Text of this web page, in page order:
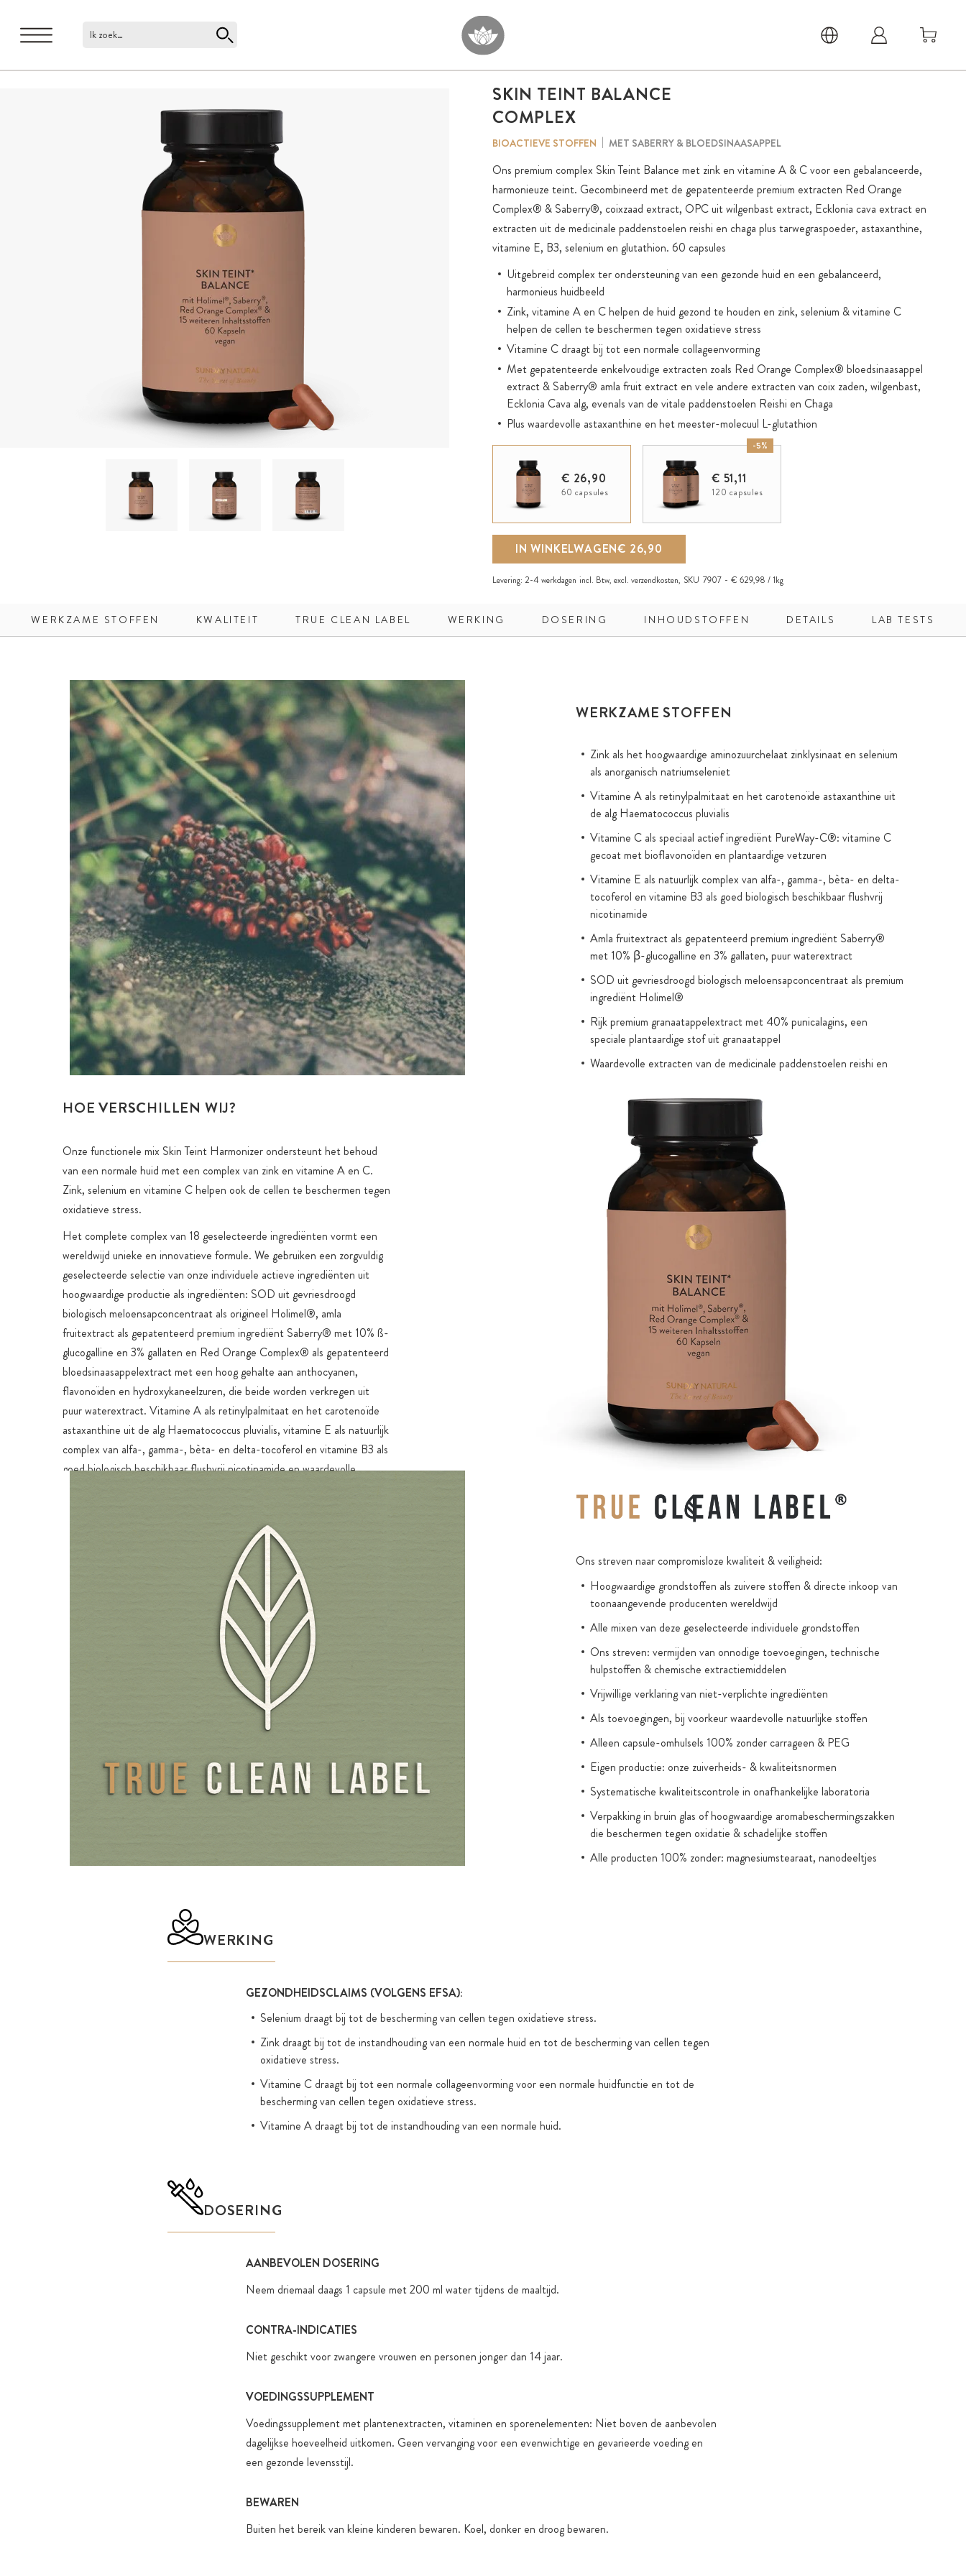
Ik zoek…
SKIN TEINT BALANCE
COMPLEX
BIOACTIEVE STOFFEN MET SABERRY & BLOEDSINAASAPPEL
Ons premium complex Skin Teint Balance met zink en vitamine A & C voor een gebalanceerde,
harmonieuze teint. Gecombineerd met de gepatenteerde premium extracten Red Orange
Complex® & Saberry®, coixzaad extract, OPC uit wilgenbast extract, Ecklonia cava extract en
extracten uit de medicinale paddenstoelen reishi en chaga plus tarwegraspoeder, astaxanthine,
vitamine E, B3, selenium en glutathion. 60 capsules
Uitgebreid complex ter ondersteuning van een gezonde huid en een gebalanceerd,
harmonieus huidbeeld
Zink, vitamine A en C helpen de huid gezond te houden en zink, selenium & vitamine C
helpen de cellen te beschermen tegen oxidatieve stress
Vitamine C draagt bij tot een normale collageenvorming
Met gepatenteerde enkelvoudige extracten zoals Red Orange Complex® bloedsinaasappel
extract & Saberry® amla fruit extract en vele andere extracten van coix zaden, wilgenbast,
Ecklonia Cava alg, evenals van de vitale paddenstoelen Reishi en Chaga
Plus waardevolle astaxanthine en het meester-molecuul L-glutathion
In zeer zuivere HPMC-capsules zonder carrageen en PEG voor eenvoudige dosering
Aanbevolen dosering: Neem driemaal daags 1 capsule met 200 ml water
€ 26,90
60 capsules
-5%
€ 51,11
120 capsules
IN WINKELWAGEN€ 26,90
Levering: 2-4 werkdagen incl. Btw, excl. verzendkosten, SKU 7907 € 629,98 / 1kg
WERKZAME STOFFEN KWALITEIT TRUE CLEAN LABEL WERKING DOSERING INHOUDSTOFFEN DETAILS LAB TESTS
WERKZAME STOFFEN
Zink als het hoogwaardige aminozuurchelaat zinklysinaat en selenium
als anorganisch natriumseleniet
Vitamine A als retinylpalmitaat en het carotenoïde astaxanthine uit
de alg Haematococcus pluvialis
Vitamine C als speciaal actief ingrediënt PureWay-C®: vitamine C
gecoat met bioflavonoïden en plantaardige vetzuren
Vitamine E als natuurlijk complex van alfa-, gamma-, bèta- en delta-
tocoferol en vitamine B3 als goed biologisch beschikbaar flushvrij
nicotinamide
Amla fruitextract als gepatenteerd premium ingrediënt Saberry®
met 10% β-glucogalline en 3% gallaten, puur waterextract
SOD uit gevriesdroogd biologisch meloensapconcentraat als premium
ingrediënt Holimel®
Rijk premium granaatappelextract met 40% punicalagins, een
speciale plantaardige stof uit granaatappel
Waardevolle extracten van de medicinale paddenstoelen reishi en
met alleen water en eetbare alcohol
Waardevol extract van de alg Ecklonia cava, OPC uit
wilgenbastextract en coixzaadextract
Bloed sinaasappelextract als gepatenteerd premium ingrediënt Red
Orange Complex® extract met een hoog gehalte aan anthocyanen,
flavonoïden en hydroxykaneelzuren, puur waterextract
Premium biologisch tarwegrassap poeder (Triticum aestivum) uit
biologische teelt in een afgelegen natuurgebied (Utah, VS) met een
Gereduceerd L-glutathion in bio-identieke vorm
100% vegan en zonder gentechnologie
HOE VERSCHILLEN WIJ?
Onze functionele mix Skin Teint Harmonizer ondersteunt het behoud
van een normale huid met een complex van zink en vitamine A en C.
Zink, selenium en vitamine C helpen ook de cellen te beschermen tegen
oxidatieve stress.
Het complete complex van 18 geselecteerde ingrediënten vormt een
wereldwijd unieke en innovatieve formule. We gebruiken een zorgvuldig
geselecteerde selectie van onze individuele actieve ingrediënten uit
hoogwaardige productie als ingrediënten: SOD uit gevriesdroogd
biologisch meloensapconcentraat als origineel Holimel®, amla
fruitextract als gepatenteerd premium ingrediënt Saberry® met 10% ß-
glucogalline en 3% gallaten en Red Orange Complex® als gepatenteerd
bloedsinaasappelextract met een hoog gehalte aan anthocyanen,
flavonoïden en hydroxykaneelzuren, die beide worden verkregen uit
puur waterextract. Vitamine A als retinylpalmitaat en het carotenoïde
astaxanthine uit de alg Haematococcus pluvialis, vitamine E als natuurlijk
complex van alfa-, gamma-, bèta- en delta-tocoferol en vitamine B3 als
goed biologisch beschikbaar flushvrij nicotinamide en waardevolle
ingrediënt PureWay-C® in zeer zuivere premium kwaliteit. De unieke,
synergetische combinatie van vitamine C en een speciale coating van
plantaardige vetzuren en een complex van citrusbioflavonoïden zorgt
voor een aanzienlijk hogere opname dan conventionele vitamine C-
preparaten. Het rijke premium granaatappelextract met 40%
punicalagine, een speciale plantaardige stof uit granaatappel, extract
van de alg Ecklonia cava, OPC uit wilgenbastextract, coixzaadextract en
premium oertarwegrassap poeder (Triticum aestivum) met een natuurlijk
hoog chlorofylgehalte en gereduceerd L-glutathion in bio-identieke
vorm maken de samenstelling compleet.
Als capsule-omhulsel gebruiken wij speciale HPMC-capsules die, in
markt, 100% zonder de niet-declareerbare hulpstoffen carrageen en
PEG worden gemaakt. Voor de verpakking gebruiken wij lichtbeschermd
Ons streven naar compromisloze kwaliteit & veiligheid:
Hoogwaardige grondstoffen als zuivere stoffen & directe inkoop van
toonaangevende producenten wereldwijd
Alle mixen van deze geselecteerde individuele grondstoffen
Ons streven: vermijden van onnodige toevoegingen, technische
hulpstoffen & chemische extractiemiddelen
Vrijwillige verklaring van niet-verplichte ingrediënten
Als toevoegingen, bij voorkeur waardevolle natuurlijke stoffen
Alleen capsule-omhulsels 100% zonder carrageen & PEG
Eigen productie: onze zuiverheids- & kwaliteitsnormen
Systematische kwaliteitscontrole in onafhankelijke laboratoria
Verpakking in bruin glas of hoogwaardige aromabeschermingszakken
die beschermen tegen oxidatie & schadelijke stoffen
Alle producten 100% zonder: magnesiumstearaat, nanodeeltjes
WERKING
GEZONDHEIDSCLAIMS (VOLGENS EFSA):
Selenium draagt bij tot de bescherming van cellen tegen oxidatieve stress.
Zink draagt bij tot de instandhouding van een normale huid en tot de bescherming van cellen tegen
oxidatieve stress.
Vitamine C draagt bij tot een normale collageenvorming voor een normale huidfunctie en tot de
bescherming van cellen tegen oxidatieve stress.
Vitamine A draagt bij tot de instandhouding van een normale huid.
DOSERING
AANBEVOLEN DOSERING
Neem driemaal daags 1 capsule met 200 ml water tijdens de maaltijd.
CONTRA-INDICATIES
Niet geschikt voor zwangere vrouwen en personen jonger dan 14 jaar.
VOEDINGSSUPPLEMENT
Voedingssupplement met plantenextracten, vitaminen en sporenelementen: Niet boven de aanbevolen
dagelijkse hoeveelheid uitkomen. Geen vervanging voor een evenwichtige en gevarieerde voeding en
een gezonde levensstijl.
BEWAREN
Buiten het bereik van kleine kinderen bewaren. Koel, donker en droog bewaren.